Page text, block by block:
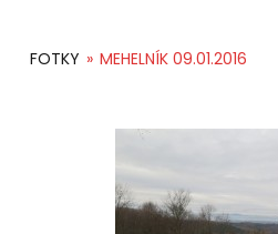
FOTKY » MEHELNÍK 09.01.2016